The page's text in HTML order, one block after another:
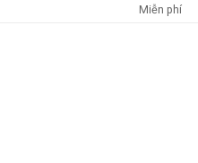
Miễn phí